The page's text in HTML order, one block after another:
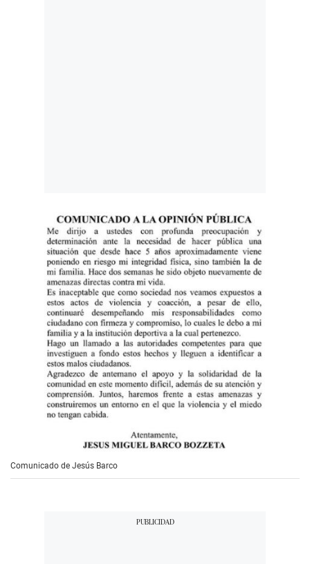
Comunicado de Jesús Barco